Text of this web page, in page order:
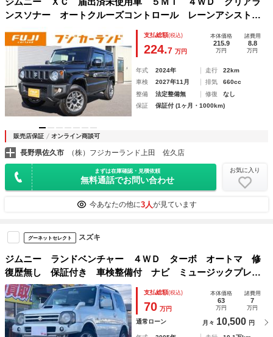
ンスソナー オートクルーズコントロール レーンアシスト
衝突被害軽減システム オートライト ＬＥＤヘッドランプ
ヘッドライトウォッシャー アルミホイール
支払総額(税込)
224.7 万円
本体価格
215.9
万円
諸費用
8.8
万円
年式 2024年 走行
22km
車検
2027年11月 排気
660cc
整備
法定整備無 修復
なし
保証
保証付 (1ヶ月・1000km)
販売店保証 オンライン商談可
長野県佐久市 （株）フジカーランド上田 佐久店
まずは在庫確認・見積依頼
無料通話でお問い合わせ
お気に入り
今あなたの他に3人が見ています
グーネットセレクト スズキ
ジムニー ランドベンチャー ４ＷＤ ターボ オートマ 修
復歴無し 保証付き 車検整備付 ナビ ミュージックプレイ
ヤー接続可 シートヒーター 電動格納式ドアミラー キーレ
スエントリー ＤＶＤ再生可能 ＣＤ パールホワイト
支払総額(税込)
70 万円
本体価格
63
万円
諸費用
7
万円
通常ローン 月々 10,500 円